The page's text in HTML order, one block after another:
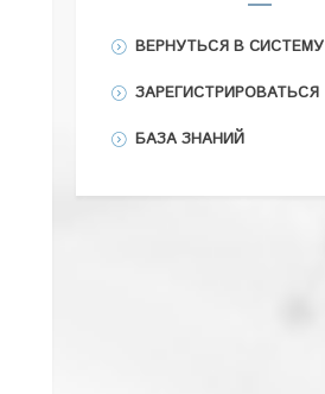
ВЕРНУТЬСЯ В СИСТЕМУ
ЗАРЕГИСТРИРОВАТЬСЯ
БАЗА ЗНАНИЙ